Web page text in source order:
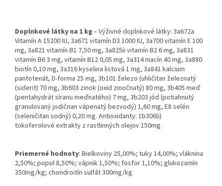
Doplnkové látky na 1 kg– Výživné doplnkové látky: 3a672a
Vitamín A 15200 IU, 3a671 vitamín D3 1000 IU, 3a700 vitamín E 100
mg, 3a821 vitamín B1 7,50 mg, 3a825ii vitamín B2 6 mg, 3a831
vitamín B6 3 mg, vitamín B12 0,05 mg, 3a314 niacín 40 mg, 3a880
biotín 0,10 mg, 3a316 kyselina listová 1 mg, 3a841 kalcium
pantotenát, D-forma 25 mg, 3b101 železo (uhličitan železnatý
(siderit) 70 mg, 3b603 zinok (oxid zinočnatý) 80 mg, 3b405 meď
(pentahydrát síranu meďnatého) 7 mg, 3b203 jód (potiahnutý
granulovaný jodičnan vápenatý bezvodý) 1,60 mg, E8 selén
(seleničitan sodný) 0,20 mg. Antioxidanty: 1b306(i)
tokoferolové extrakty z rastlinných olejov 150mg
Priemerné hodnoty: Bielkoviny 25,00%; tuky 14,00%; vláknina
2,50%; popol 8,50%; vápnik 1,50%; fosfor 1,10%; glukozamín
350mg/kg; chondroitín sulfát 300mg/kg